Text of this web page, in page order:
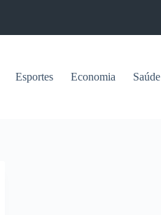
Esportes Economia Saúde